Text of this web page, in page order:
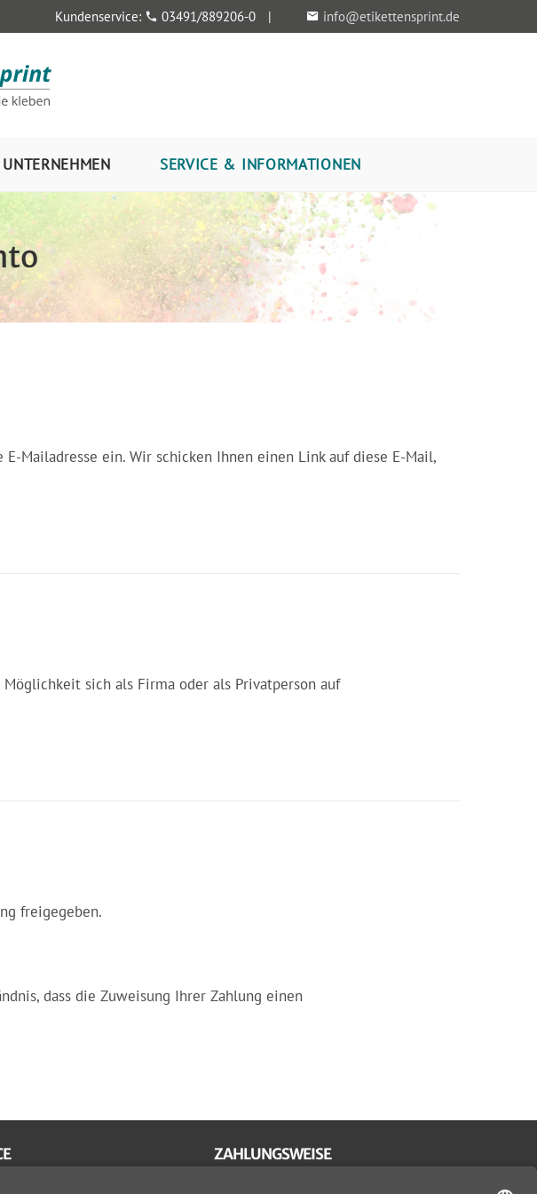
Kundenservice: 03491/889206-0 | info@etikettensprint.de
UNTERNEHMEN SERVICE & INFORMATIONEN
Mailadresse ein. Wir schicken Ihnen einen Link auf diese E-Mail,
sich als Firma oder als Privatperson auf
freigegeben.
dass die Zuweisung Ihrer Zahlung einen
ZAHLUNGSWEISE